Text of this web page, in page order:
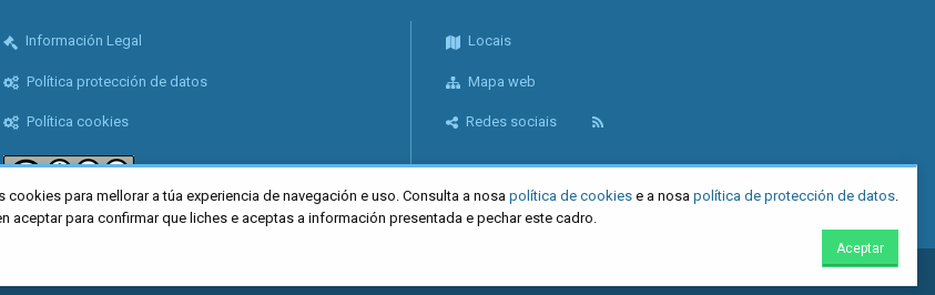
Información Legal
Política protección de datos
Política cookies
Locais
Mapa web
Redes sociais
Santiago de Compostela
cookies para mellorar a túa experiencia de navegación e uso. Consulta a nosa política de cookies e a nosa política de protección de datos
aceptar para confirmar que liches e aceptas a información presentada e pechar este cadro.
Aceptar